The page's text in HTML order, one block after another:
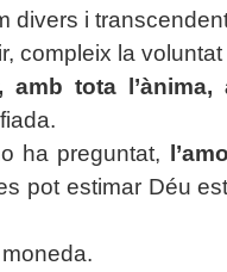
divers i
compleix la
tota l’ànima,
ha preguntat,
pot estimar Déu